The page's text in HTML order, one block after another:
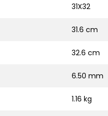
31X32
31.6 cm
32.6 cm
6.50 mm
1.16 kg